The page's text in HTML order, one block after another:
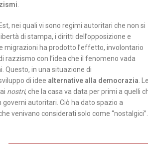
.
nei quali vi sono regimi autoritari che non si
di stampa, i diritti dell’opposizione e
migrazioni ha prodotto l’effetto, involontario
razzismo con l’idea che il fenomeno vada
Questo, in una situazione di
di idee alternative alla democrazia. Le
nostri, che la casa va data per primi a quelli
autoritari. Ciò ha dato spazio a
venivano considerati solo come “nostalgici”.